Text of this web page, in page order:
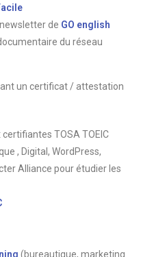
de GO english
du réseau
un certificat / attestation
TOSA TOEIC
, Digital, WordPress,
Alliance pour étudier les
(bureautique, marketing